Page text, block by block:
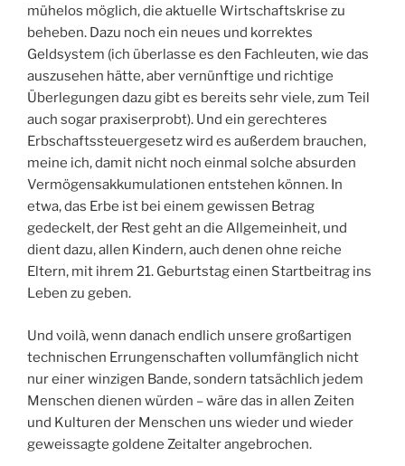
mühelos möglich, die aktuelle Wirtschaftskrise zu
beheben. Dazu noch ein neues und korrektes
Geldsystem (ich überlasse es den Fachleuten, wie das
auszusehen hätte, aber vernünftige und richtige
Überlegungen dazu gibt es bereits sehr viele, zum Teil
auch sogar praxiserprobt). Und ein gerechteres
Erbschaftssteuergesetz wird es außerdem brauchen,
meine ich, damit nicht noch einmal solche absurden
Vermögensakkumulationen entstehen können. In
etwa, das Erbe ist bei einem gewissen Betrag
gedeckelt, der Rest geht an die Allgemeinheit, und
dient dazu, allen Kindern, auch denen ohne reiche
Eltern, mit ihrem 21. Geburtstag einen Startbeitrag ins
Leben zu geben.
Und voilà, wenn danach endlich unsere großartigen
technischen Errungenschaften vollumfänglich nicht
nur einer winzigen Bande, sondern tatsächlich jedem
Menschen dienen würden – wäre das in allen Zeiten
und Kulturen der Menschen uns wieder und wieder
geweissagte goldene Zeitalter angebrochen.